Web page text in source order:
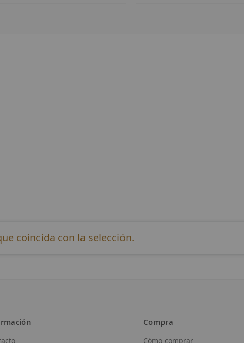
coincida con la selección.
Compra
Cómo comprar